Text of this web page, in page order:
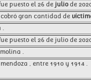
puesto el 26 de juliode
gran cantidad de
.
puesto el 26 de julio de
.
, entre 1910 y 1914 .